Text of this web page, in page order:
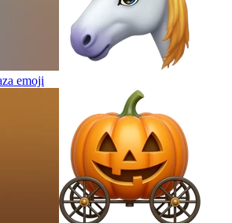
emoji